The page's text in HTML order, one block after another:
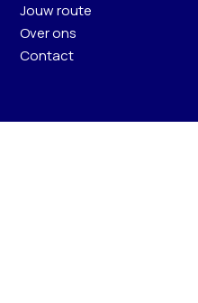
Jouw route
Over ons
Contact